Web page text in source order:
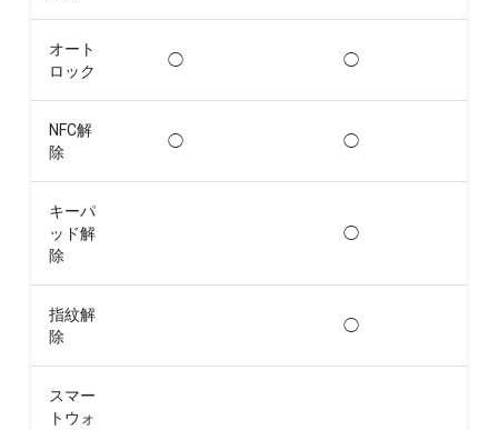
オート
ロック
◯ ◯
NFC解
除
◯ ◯
キーパ
ッド解
除
◯
指紋解
除
◯
スマー
トウォ